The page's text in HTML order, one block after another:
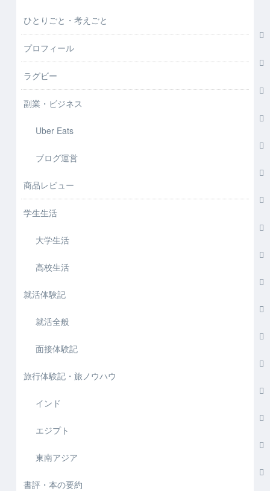
ひとりごと・考えごと
プロフィール
ラグビー
副業・ビジネス
Uber Eats
ブログ運営
商品レビュー
学生生活
大学生活
高校生活
就活体験記
就活全般
面接体験記
旅行体験記・旅ノウハウ
インド
エジプト
東南アジア
書評・本の要約